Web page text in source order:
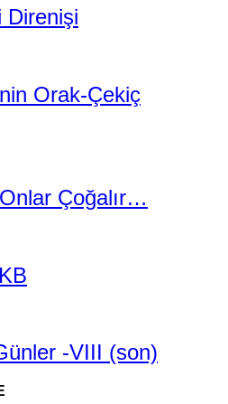
Direnişi
Orak-Çekiç
Çoğalır…
-VIII (son)